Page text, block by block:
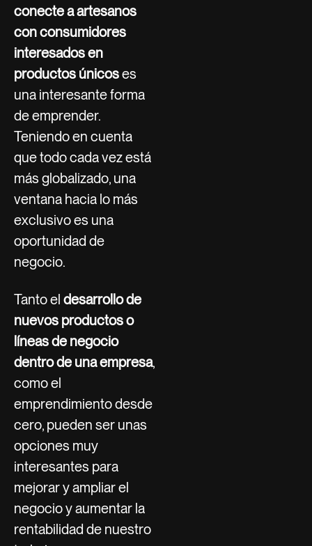
conecte a artesanos
con consumidores
interesados en
productos únicoses
una interesante forma
de emprender.
Teniendo en cuenta
que todo cada vez está
más globalizado, una
ventana hacia lo más
exclusivo es una
oportunidad de
negocio.
Tanto el desarrollo de
nuevos productos o
líneas de negocio
dentro de una empresa,
como el
emprendimiento desde
cero, pueden ser unas
opciones muy
interesantes para
mejorar y ampliar el
negocio y aumentar la
rentabilidad de nuestro